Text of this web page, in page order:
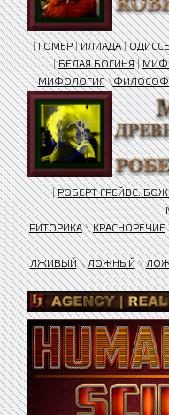
|ГОМЕР|ИЛИАДА|
|БЕЛАЯ БОГИНЯ|
МИФОЛОГИЯ\
|РОБЕРТ ГРЕЙВС.
РИТОРИКА\КРАСНОРЕЧИЕ
ЛЖИВЫЙ\ЛОЖНЫЙ\